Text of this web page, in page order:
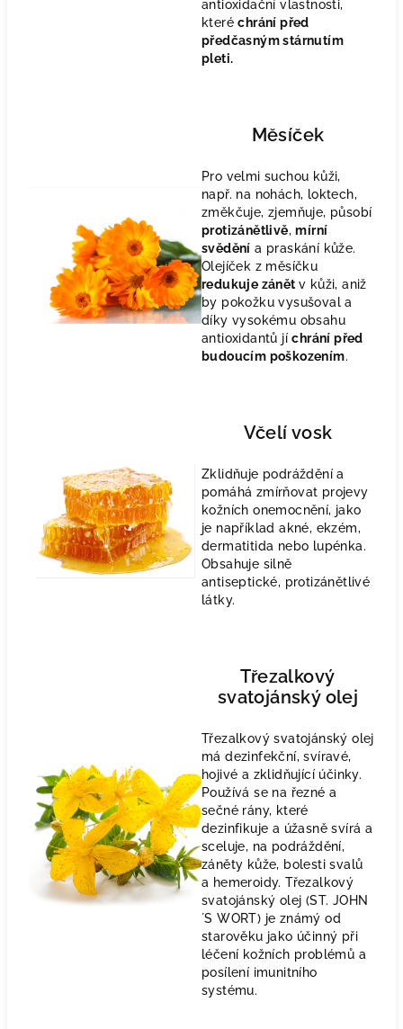
antioxidační vlastnosti,
kteréchrání před
předčasným stárnutím
pleti.
Měsíček
Pro velmi suchou kůži,
např. na nohách, loktech,
změkčuje, zjemňuje, působí
protizánětlivě,mírní
svědění a praskání kůže.
Olejíček z měsíčku
redukuje zánět v kůži, aniž
by pokožku vysušoval a
díky vysokému obsahu
antioxidantů jíchrání před
budoucím poškozením.
Včelí vosk
Zklidňuje podráždění a
pomáhá zmírňovat projevy
kožních onemocnění, jako
je například akné, ekzém,
dermatitida nebo lupénka.
Obsahuje silně
antiseptické, protizánětlivé
látky.
Třezalkový
svatojánský olej
Třezalkový svatojánský olej
má dezinfekční, svíravé,
hojivé a zklidňující účinky.
Používá se na řezné a
sečné rány, které
dezinfikuje a úžasně svírá a
sceluje, na podráždění,
záněty kůže, bolesti svalů
a hemeroidy. Třezalkový
svatojánský olej (ST. JOHN
´S WORT) je známý od
starověku jako účinný při
léčení kožních problémů a
posílení imunitního
systému.